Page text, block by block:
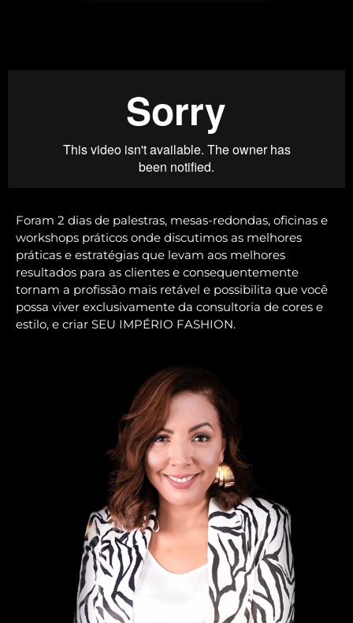
Foram 2 dias de palestras, mesas-redondas, oficinas e
workshops práticos onde discutimos as melhores
práticas e estratégias que levam aos melhores
resultados para as clientes e consequentemente
tornam a profissão mais retável e possibilita que você
possa viver exclusivamente da consultoria de cores e
estilo, e criar SEU IMPÉRIO FASHION.